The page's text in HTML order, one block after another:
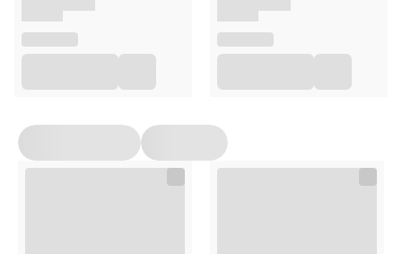
Nr pozwolenia na obrót i data wydania preparatu
biobójczego:7618/19 z dnia 18.02.2019